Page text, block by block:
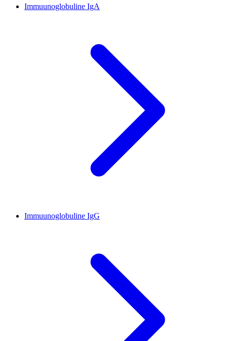
Immuunoglobuline IgA
Immuunoglobuline IgG